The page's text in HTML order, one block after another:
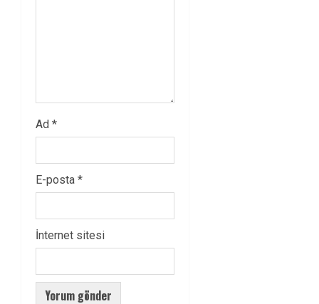
Ad *
E-posta *
İnternet sitesi